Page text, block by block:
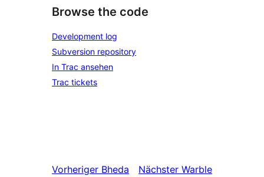
Browse the code
Development log
Subversion repository
In Trac ansehen
Trac tickets
Vorheriger Bheda Nächster Warble